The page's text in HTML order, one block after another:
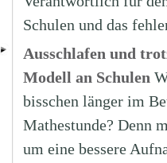
Schulen und das
Ausschlafen und
Modell an Schulen
bisschen länger im
Mathestunde? Denn
um eine bessere